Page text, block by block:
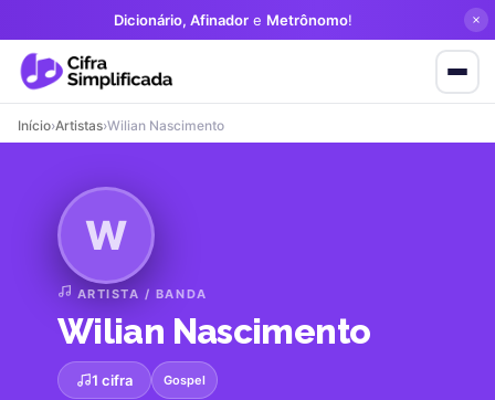
Dicionário, Afinador e Metrônomo!
Início›Artistas›Wilian Nascimento
W
ARTISTA / BANDA
Wilian Nascimento
1 cifra Gospel